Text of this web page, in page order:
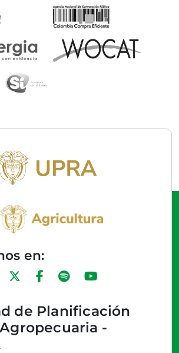
de Planificación
-
en: